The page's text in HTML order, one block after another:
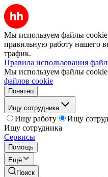
Мы используем файлы
правильную работу нашего
трафик.
Правила использования
Мы используем файлы
файлов cookie
Понятно
Ищу сотрудника
Ищу работу
Ищу
Ищу сотрудника
Сервисы
Помощь
Ещё
Поиск